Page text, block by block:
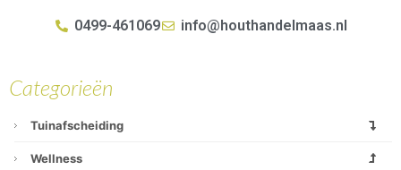
0499-461069 info@houthandelmaas.nl
Categorieën
Tuinafscheiding
Wellness